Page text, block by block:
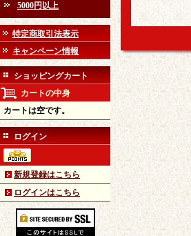
5000円以上
特定商取引法表示
キャンペーン情報
ショッピングカート
カートの中身
カートは空です。
ログイン
新規登録はこちら
ログインはこちら